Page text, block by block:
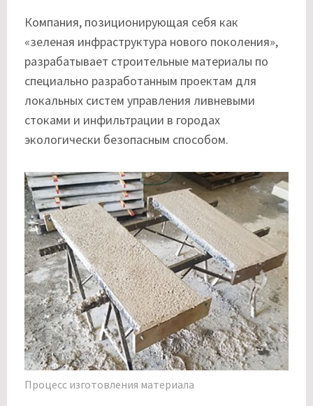
Компания, позиционирующая себя как
«зеленая инфраструктура нового поколения»,
разрабатывает строительные материалы по
специально разработанным проектам для
локальных систем управления ливневыми
стоками и инфильтрации в городах
экологически безопасным способом.
Процесс изготовления материала